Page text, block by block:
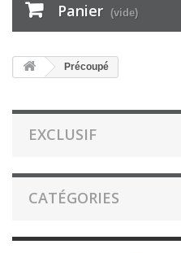
Panier (vide)
Précoupé
EXCLUSIF
CATÉGORIES